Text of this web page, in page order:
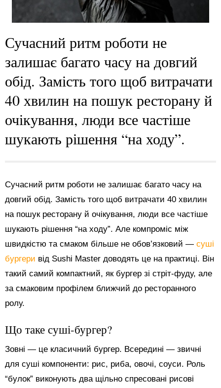
Сучасний ритм роботи не
залишає багато часу на довгий
обід. Замість того щоб витрачати
40 хвилин на пошук ресторану й
очікування, люди все частіше
шукають рішення “на ходу”.
Сучасний ритм роботи не залишає багато часу на
довгий обід. Замість того щоб витрачати 40 хвилин
на пошук ресторану й очікування, люди все частіше
шукають рішення “на ходу”. Але компроміс між
швидкістю та смаком більше не обов’язковий — суші
бургери від Sushi Master доводять це на практиці. Він
такий самий компактний, як бургер зі стріт-фуду, але
за смаковим профілем ближчий до ресторанного
ролу.
Що таке суші-бургер?
Зовні — це класичний бургер. Всередині — звичні
для суші компоненти: рис, риба, овочі, соуси. Роль
“булок” виконують два щільно спресовані рисові